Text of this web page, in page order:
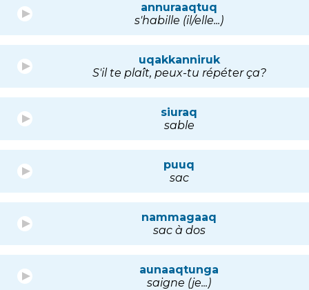
annuraaqtuq
s'habille (il/elle...)
uqakkanniruk
S'il te plaît, peux-tu répéter ça?
siuraq
sable
puuq
sac
nammagaaq
sac à dos
aunaaqtunga
saigne (je...)